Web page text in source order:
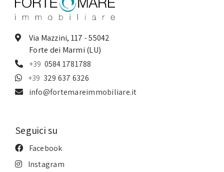
Via Mazzini, 117 - 55042
Forte dei Marmi (LU)
0584 1781788
329 637 6326
info@fortemareimmobiliare.it
Seguici su
Facebook
Instagram